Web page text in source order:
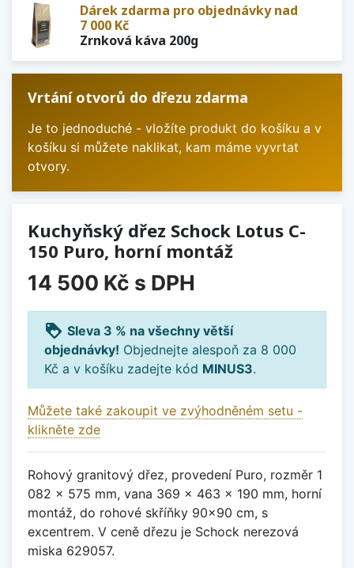
Dárek zdarma pro objednávky nad
7 000 Kč
Zrnková káva 200g
Vrtání otvorů do dřezu zdarma
Je to jednoduché - vložíte produkt do košíku a v
košíku si můžete naklikat, kam máme vyvrtat
otvory.
Kuchyňský dřez Schock Lotus C-
150 Puro, horní montáž
14 500 Kč s DPH
loyalty Sleva 3 % na všechny větší
objednávky! Objednejte alespoň za 8 000
Kč a v košíku zadejte kód MINUS3.
Můžete také zakoupit ve zvýhodněném setu -
klikněte zde
Rohový granitový dřez, provedení Puro, rozměr 1
082 x 575 mm, vana 369 x 463 x 190 mm, horní
montáž, do rohové skříňky 90x90 cm, s
excentrem. V ceně dřezu je Schock nerezová
miska 629057.